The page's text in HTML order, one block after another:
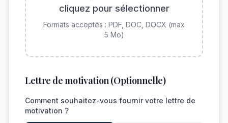
cliquez pour sélectionner
Formats acceptés : PDF, DOC, DOCX (max
5 Mo)
Lettre de motivation (Optionnelle)
Comment souhaitez-vous fournir votre lettre de
motivation ?